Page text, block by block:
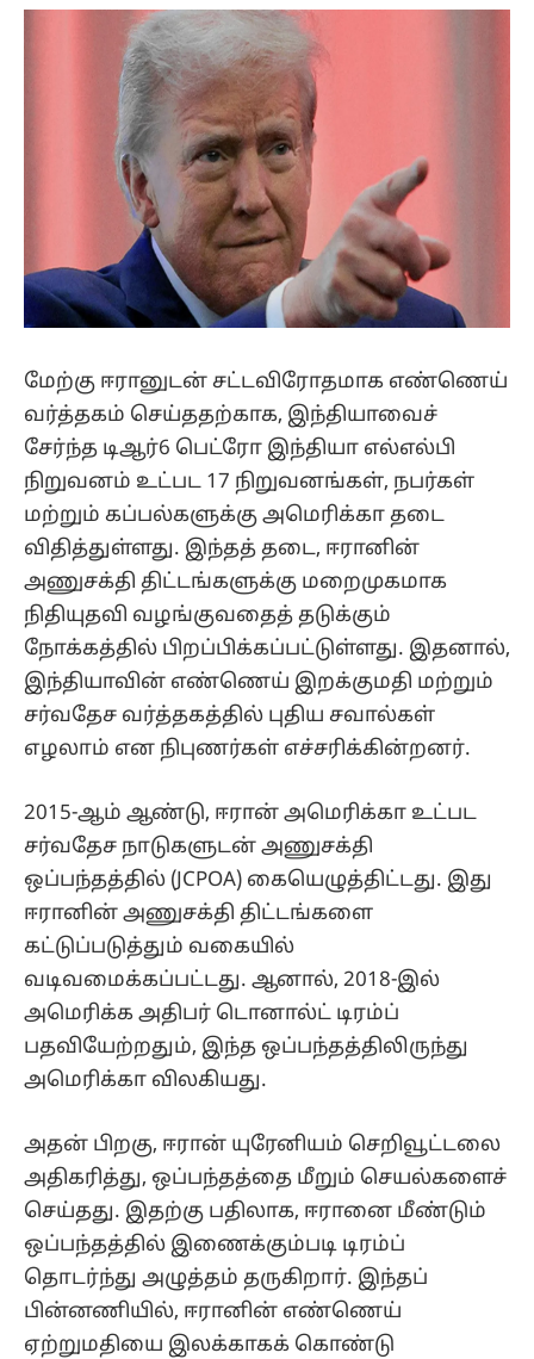
(Twitter)
மேற்கு ஈரானுடன் சட்டவிரோதமாக எண்ணெய்
வர்த்தகம் செய்ததற்காக, இந்தியாவைச்
சேர்ந்த டிஆர்6 பெட்ரோ இந்தியா எல்எல்பி
நிறுவனம் உட்பட 17 நிறுவனங்கள், நபர்கள்
மற்றும் கப்பல்களுக்கு அமெரிக்கா தடை
விதித்துள்ளது. இந்தத் தடை, ஈரானின்
அணுசக்தி திட்டங்களுக்கு மறைமுகமாக
நிதியுதவி வழங்குவதைத் தடுக்கும்
நோக்கத்தில் பிறப்பிக்கப்பட்டுள்ளது. இதனால்,
இந்தியாவின் எண்ணெய் இறக்குமதி மற்றும்
சர்வதேச வர்த்தகத்தில் புதிய சவால்கள்
எழலாம் என நிபுணர்கள் எச்சரிக்கின்றனர்.
2015-ஆம் ஆண்டு, ஈரான் அமெரிக்கா உட்பட
சர்வதேச நாடுகளுடன் அணுசக்தி
ஒப்பந்தத்தில் (JCPOA) கையெழுத்திட்டது. இது
ஈரானின் அணுசக்தி திட்டங்களை
கட்டுப்படுத்தும் வகையில்
வடிவமைக்கப்பட்டது. ஆனால், 2018-இல்
அமெரிக்க அதிபர் டொனால்ட் டிரம்ப்
பதவியேற்றதும், இந்த ஒப்பந்தத்திலிருந்து
அமெரிக்கா விலகியது.
அதன் பிறகு, ஈரான் யுரேனியம் செறிவூட்டலை
அதிகரித்து, ஒப்பந்தத்தை மீறும் செயல்களைச்
செய்தது. இதற்கு பதிலாக, ஈரானை மீண்டும்
ஒப்பந்தத்தில் இணைக்கும்படி டிரம்ப்
தொடர்ந்து அழுத்தம் தருகிறார். இந்தப்
பின்னணியில், ஈரானின் எண்ணெய்
ஏற்றுமதியை இலக்காகக் கொண்டு